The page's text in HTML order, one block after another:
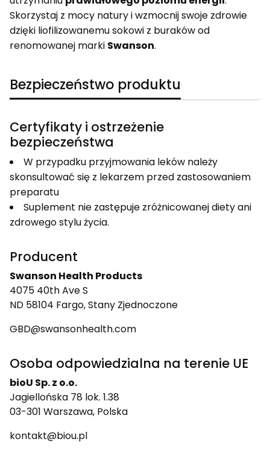
Skorzystaj z mocy natury i wzmocnij swoje zdrowie
dzięki liofilizowanemu sokowi z buraków od
renomowanej marki Swanson.
Bezpieczeństwo produktu
Certyfikaty i ostrzeżenie
bezpieczeństwa
W przypadku przyjmowania leków należy
skonsultować się z lekarzem przed zastosowaniem
preparatu
Suplement nie zastępuje zróżnicowanej diety ani
zdrowego stylu życia.
Producent
Swanson Health Products
4075 40th Ave S
ND 58104 Fargo, Stany Zjednoczone
GBD@swansonhealth.com
Osoba odpowiedzialna na terenie UE
bioU Sp. z o.o.
Jagiellońska 78 lok. 1.38
03-301 Warszawa, Polska
kontakt@biou.pl